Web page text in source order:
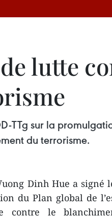
lutte
TTg sur la
du terrorisme.
Dinh Hue a signé
du Plan global de
contre le